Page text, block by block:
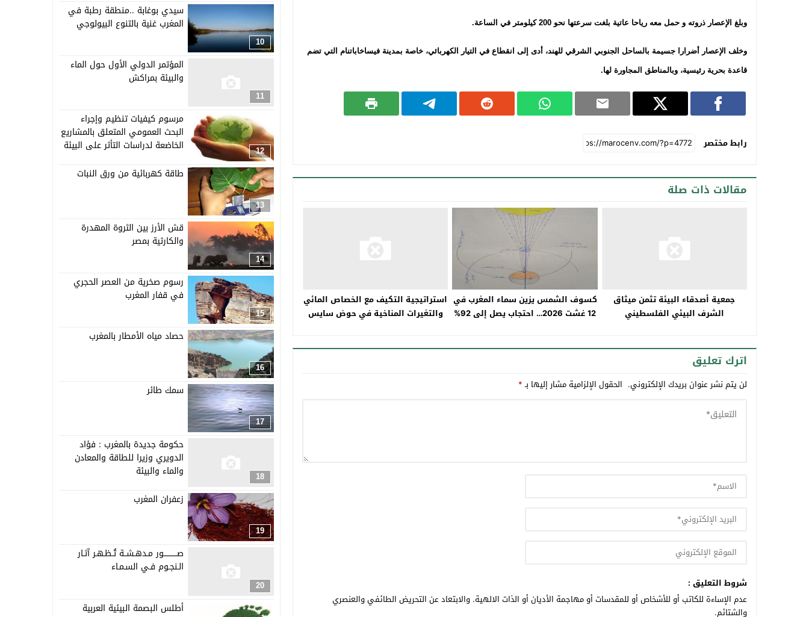
وبلغ الإعصار ذروته و حمل معه رياحا عاتية بلغت سرعتها نحو 200 كيلومتر في الساعة.
وخلف الإعصار أضرارا جسيمة بالساحل الجنوبي الشرقي للهند، أدى إلى انقطاع في التيار الكهربائي، خاصة بمدينة فيساخاباتنام التي تضم
قاعدة بحرية رئيسية، وبالمناطق المجاورة لها.
رابط مختصر
مقالات ذات صلة
جمعية أصدقاء البيئة تثمن ميثاق
الشرف البيئي الفلسطيني
كسوف الشمس يزين سماء المغرب في
12 غشت 2026… احتجاب يصل إلى 92%
استراتيجية التكيف مع ‏الخصاص المائي
والتغيرات المناخية في حوض‎ ‎سايس
اترك تعليق
لن يتم نشر عنوان بريدك الإلكتروني. الحقول الإلزامية مشار إليها بـ*
شروط التعليق :
عدم الإساءة للكاتب أو للأشخاص أو للمقدسات أو مهاجمة الأديان أو الذات الالهية. والابتعاد عن التحريض الطائفي والعنصري
والشتائم.
10
سيدي بوغابة ..منطقة رطبة في
المغرب غنية بالتنوع البيولوجي
11
المؤتمر الدولي الأول حول الماء
والبيئة بمراكش
12
مرسوم كيفيات تنظيم وإجراء
البحث العمومي المتعلق بالمشاريع
الخاضعة لدراسات التأثر على البيئة
13
طاقة كهربائية من ورق النبات
14
قش الأرز بين الثروة المهدرة
والكارثية بمصر
15
رسوم صخرية من العصر الحجري
في قفار المغرب
16
حصاد مياه الأمطار بالمغرب
17
سمك طائر
18
حكومة جديدة بالمغرب : فؤاد
الدويري وزيرا للطاقة والمعادن
والماء والبيئة
19
زعفران المغرب
20
صـــــــــــور مـدهـشــة تُـظـهـر آثـار
الـنجـوم فـي السـمـاء
أطلس البصمة البيئية العربية